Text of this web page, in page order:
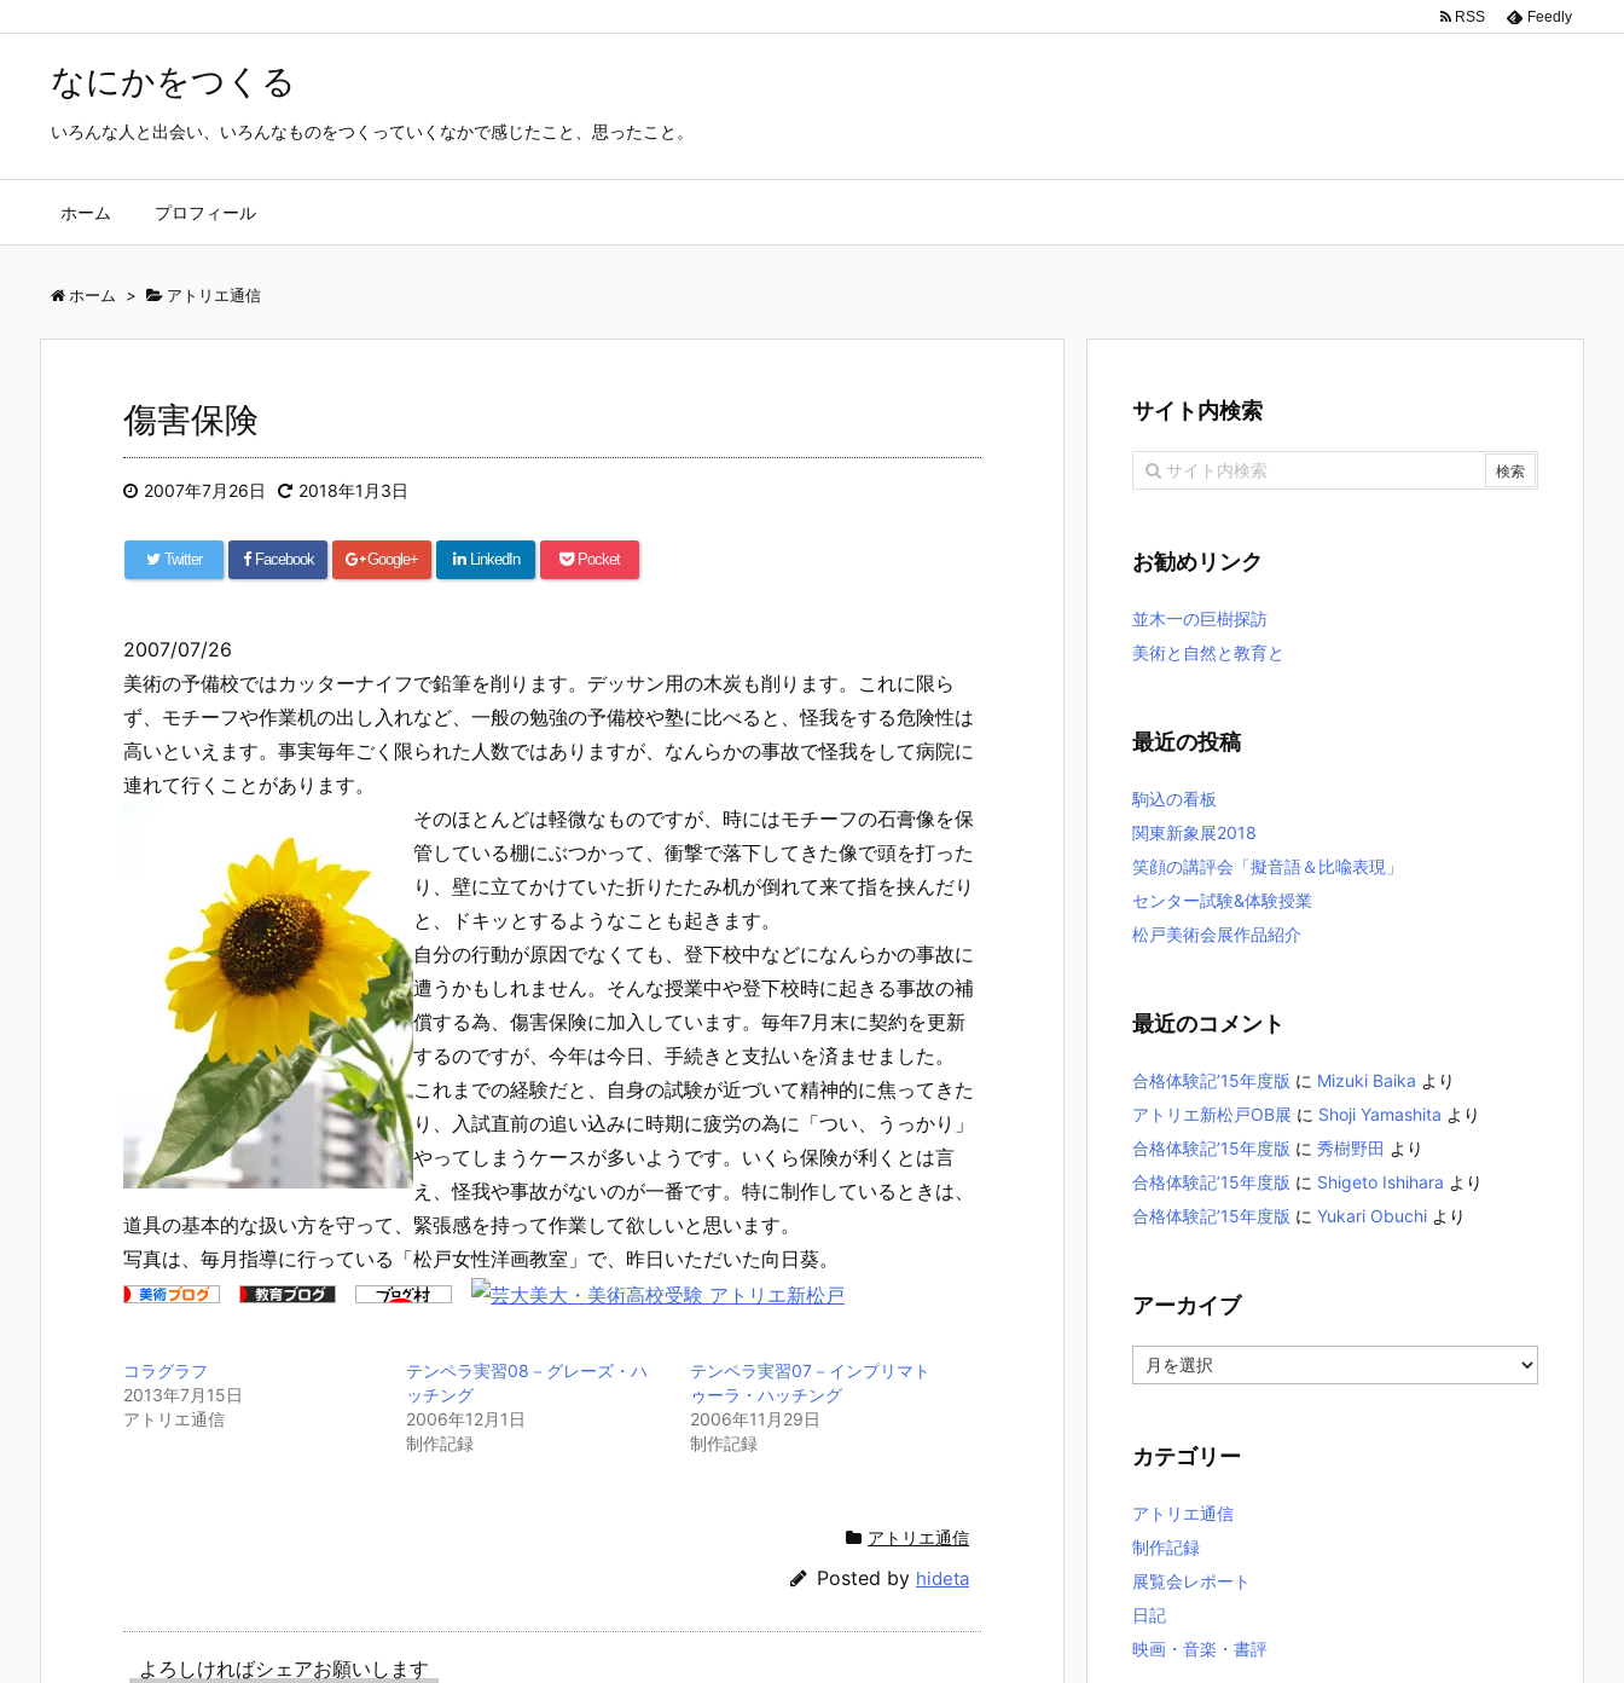
なにかをつくる
いろんな人と出会い、いろんなものをつくっていくなかで感じたこと、思ったこと。
ホーム プロフィール
RSS Feedly
ホーム > アトリエ通信
傷害保険
2007年7月26日 2018年1月3日
Twitter Facebook Google+ LinkedIn Pocket
2007/07/26
美術の予備校ではカッターナイフで鉛筆を削ります。デッサン用の木炭も削ります。これに限ら
ず、モチーフや作業机の出し入れなど、一般の勉強の予備校や塾に比べると、怪我をする危険性は
高いといえます。事実毎年ごく限られた人数ではありますが、なんらかの事故で怪我をして病院に
連れて行くことがあります。
そのほとんどは軽微なものですが、時にはモチーフの石膏像を保
管している棚にぶつかって、衝撃で落下してきた像で頭を打った
り、壁に立てかけていた折りたたみ机が倒れて来て指を挟んだり
と、ドキッとするようなことも起きます。
自分の行動が原因でなくても、登下校中などになんらかの事故に
遭うかもしれません。そんな授業中や登下校時に起きる事故の補
償する為、傷害保険に加入しています。毎年7月末に契約を更新
するのですが、今年は今日、手続きと支払いを済ませました。
これまでの経験だと、自身の試験が近づいて精神的に焦ってきた
り、入試直前の追い込みに時期に疲労の為に「つい、うっかり」
やってしまうケースが多いようです。いくら保険が利くとは言
え、怪我や事故がないのが一番です。特に制作しているときは、
道具の基本的な扱い方を守って、緊張感を持って作業して欲しいと思います。
写真は、毎月指導に行っている「松戸女性洋画教室」で、昨日いただいた向日葵。
コラグラフ
2013年7月15日
アトリエ通信
テンペラ実習08－グレーズ・ハ
ッチング
2006年12月1日
制作記録
テンペラ実習07－インプリマト
ゥーラ・ハッチング
2006年11月29日
制作記録
アトリエ通信
Posted by hideta
よろしければシェアお願いします
サイト内検索
お勧めリンク
並木一の巨樹探訪
美術と自然と教育と
最近の投稿
駒込の看板
関東新象展2018
笑顔の講評会「擬音語＆比喩表現」
センター試験&体験授業
松戸美術会展作品紹介
最近のコメント
合格体験記’15年度版 に Mizuki Baika より
アトリエ新松戸OB展 に Shoji Yamashita より
合格体験記’15年度版 に 秀樹野田 より
合格体験記’15年度版 に Shigeto Ishihara より
合格体験記’15年度版 に Yukari Obuchi より
アーカイブ
ー
ブ
カテゴリー
アトリエ通信
制作記録
展覧会レポート
日記
映画・音楽・書評